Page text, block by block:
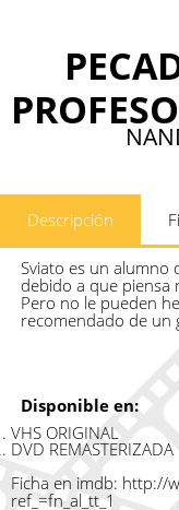
Descripción
Sviato es un alumno
debido a que piensa
Pero no le pueden
recomendado de un
Disponible en:
VHS ORIGINAL
DVD REMASTERIZADA
Ficha en imdb: http://
ref_=fn_al_tt_1